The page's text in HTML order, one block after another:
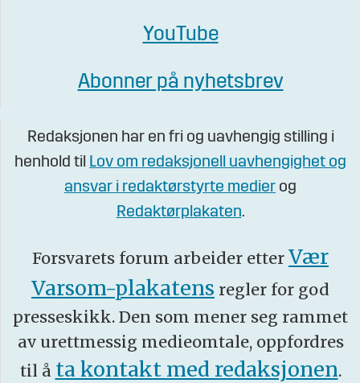
YouTube
Abonner på nyhetsbrev
Redaksjonen har en fri og uavhengig stilling i
henhold til Lov om redaksjonell uavhengighet og
ansvar i redaktørstyrte medier og
Redaktørplakaten.
Forsvarets forum arbeider etter Vær
Varsom-plakatens regler for god
presseskikk. Den som mener seg rammet
av urettmessig medieomtale, oppfordres
til å ta kontakt med redaksjonen.